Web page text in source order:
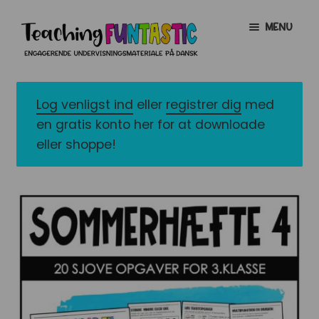
Spring
navigation
Spring
indhold
MENU
EXPAND
CHILD
MENU
MIN KONTO
GRATISMATERIALE
CHILD
LICENSER
EXPAND
CHILD
MENU
FONTE
Log venligst ind eller registrer dig med
en gratis konto her for at downloade
eller shoppe!